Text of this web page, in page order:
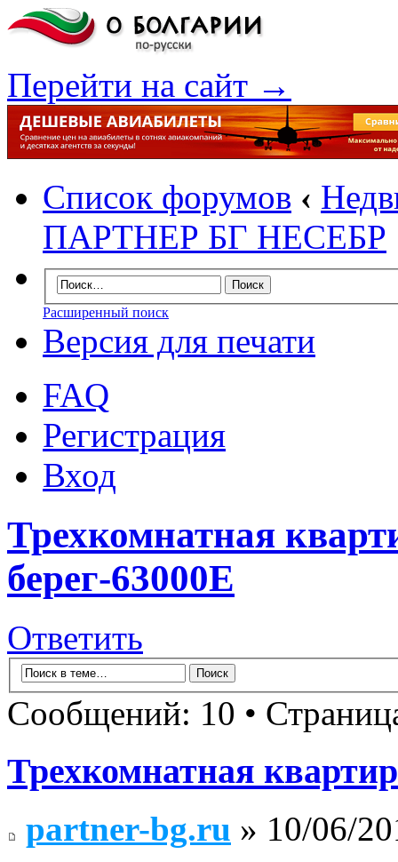
Перейти на сайт →
Список форумов ‹
ПАРТНЕР БГ НЕСЕБР
Расширенный поиск
Версия для печати
FAQ
Регистрация
Вход
Трехкомнатная
берег-63000E
Ответить
Сообщений: 10 •
Трехкомнатная
partner-bg.ru » 10/06/